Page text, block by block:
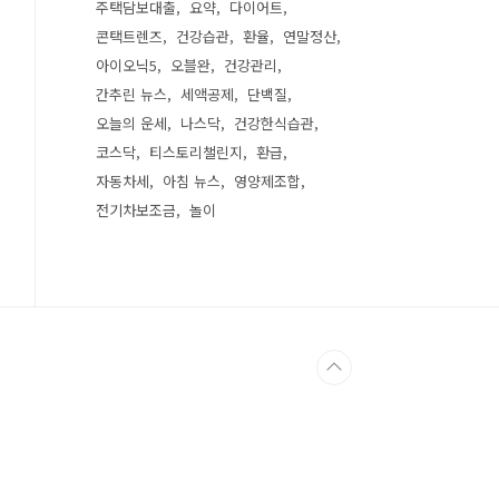
주택담보대출
요약
다이어트
콘택트렌즈
건강습관 환율
연말정산
아이오닉5
오블완
건강관리
간추린 뉴스
세액공제
단백질
오늘의 운세
나스닥
건강한식습관
코스닥
티스토리챌린지
환급
자동차세
아침 뉴스
영양제조합
전기차보조금
놀이